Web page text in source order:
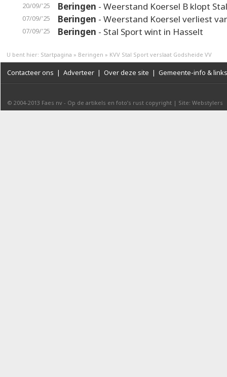
20/09/'25 Beringen - Weerstand Koersel B klopt
07/09/'25 Beringen - Weerstand Koersel verliest
07/09/'25 Beringen - Stal Sport wint in Hasselt
U bent hier: Startpagina » Beringen » KVV Stal Sport verslaat Godsheide VV
Contacteer ons | Adverteer | Over deze site | Gemeente-info & links
© 2004-2013 Faes nv - Op de artikels en foto’s rust copyright | Site: Webstylers